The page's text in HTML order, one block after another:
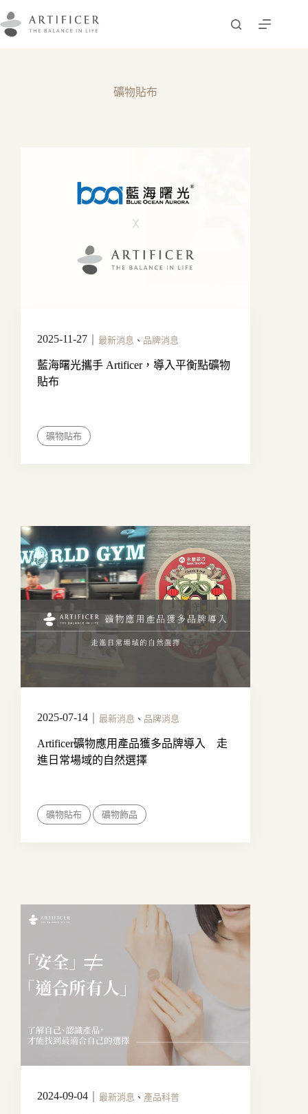
至
礦物貼布
2025-11-27 最新消息 、 品牌消息
藍海曙光攜手 Artificer，導入平衡點礦物
貼布
礦物貼布
2025-07-14 最新消息 、 品牌消息
Artificer礦物應用產品獲多品牌導入 走
進日常場域的自然選擇
礦物貼布 礦物飾品
2024-09-04 最新消息 、 產品科普